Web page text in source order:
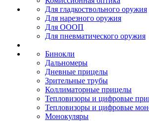
Для гладкоствольного оружия
Для нарезного оружия
Для ОООП
Для пневматического оружия
Бинокли
Дальномеры
Дневные прицелы
Зрительные трубы
Коллиматорные прицелы
Тепловизоры и цифровые
Тепловизоры и цифровые
Монокуляры